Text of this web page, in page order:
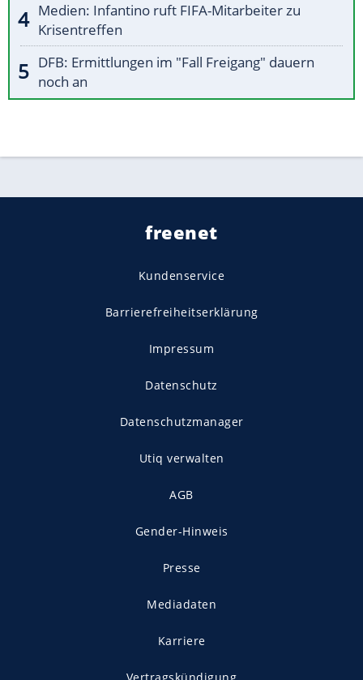
Medien: Infantino ruft FIFA-Mitarbeiter zu
Krisentreffen
DFB: Ermittlungen im "Fall Freigang" dauern
noch an
freenet
Kundenservice
Barrierefreiheitserklärung
Impressum
Datenschutz
Datenschutzmanager
Utiq verwalten
AGB
Gender-Hinweis
Presse
Mediadaten
Karriere